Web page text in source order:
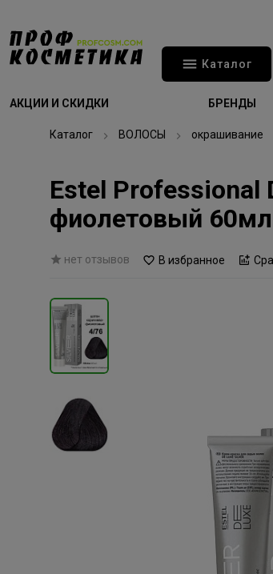
Каталог
АКЦИИ И СКИДКИ БРЕНДЫ
Каталог ВОЛОСЫ окрашивание
Estel Professional
фиолетовый 60мл
нет отзывов В избранное